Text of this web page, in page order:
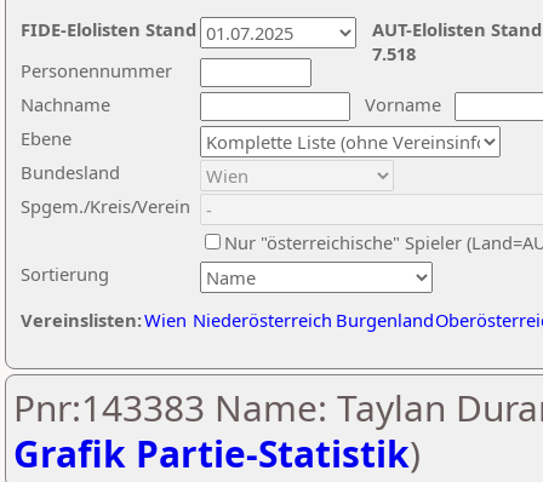
Nachname
Vorname
Ebene
Sortierung
Personennummer
Bundesland
Spgem./Kreis/Verein
Nur "österreichische" Spieler
Vereinslisten:Wien Niederösterreich Burgenland
AUT-Elolisten
7.518
FIDE-Elolisten Stand
Pnr:143383 Name: Taylan
Grafik Partie-Statistik)